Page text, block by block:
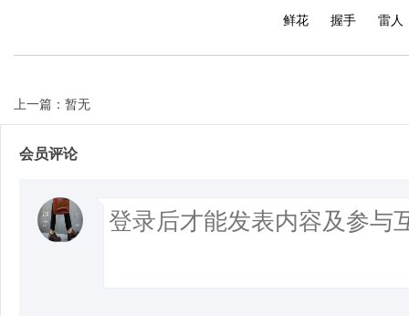
鲜花 握手 雷人
上一篇：暂无
会员评论